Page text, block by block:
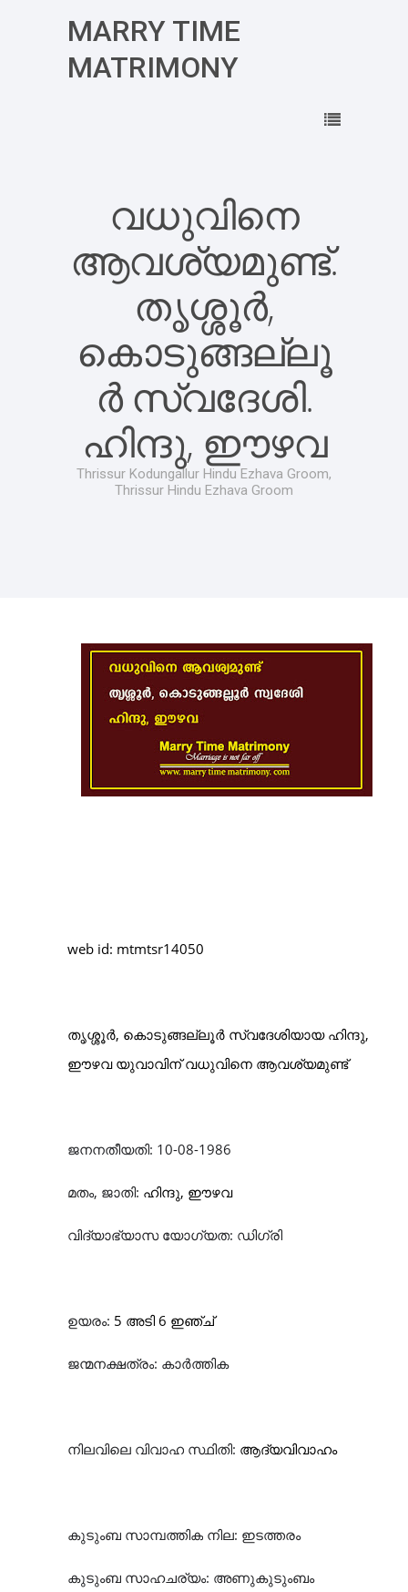
MARRY TIME
MATRIMONY
വധുവിനെ
ആവശ്യമുണ്ട്.
തൃശ്ശൂർ,
കൊടുങ്ങല്ലൂ
ർ സ്വദേശി.
ഹിന്ദു, ഈഴവ
Thrissur Kodungallur Hindu Ezhava Groom,
Thrissur Hindu Ezhava Groom
web id: mtmtsr14050
തൃശ്ശൂർ, കൊടുങ്ങല്ലൂർ സ്വദേശിയായ ഹിന്ദു,
ഈഴവ യുവാവിന് വധുവിനെ ആവശ്യമുണ്ട്
ജനനതീയതി: 10-08-1986
മതം, ജാതി: ഹിന്ദു, ഈഴവ
വിദ്യാഭ്യാസ യോഗ്യത: ഡിഗ്രി
ഉയരം: 5 അടി 6 ഇഞ്ച്
ജന്മനക്ഷത്രം: കാർത്തിക
നിലവിലെ വിവാഹ സ്ഥിതി: ആദ്യവിവാഹം
കുടുംബ സാമ്പത്തിക നില: ഇടത്തരം
കുടുംബ സാഹചര്യം: അണുകുടുംബം